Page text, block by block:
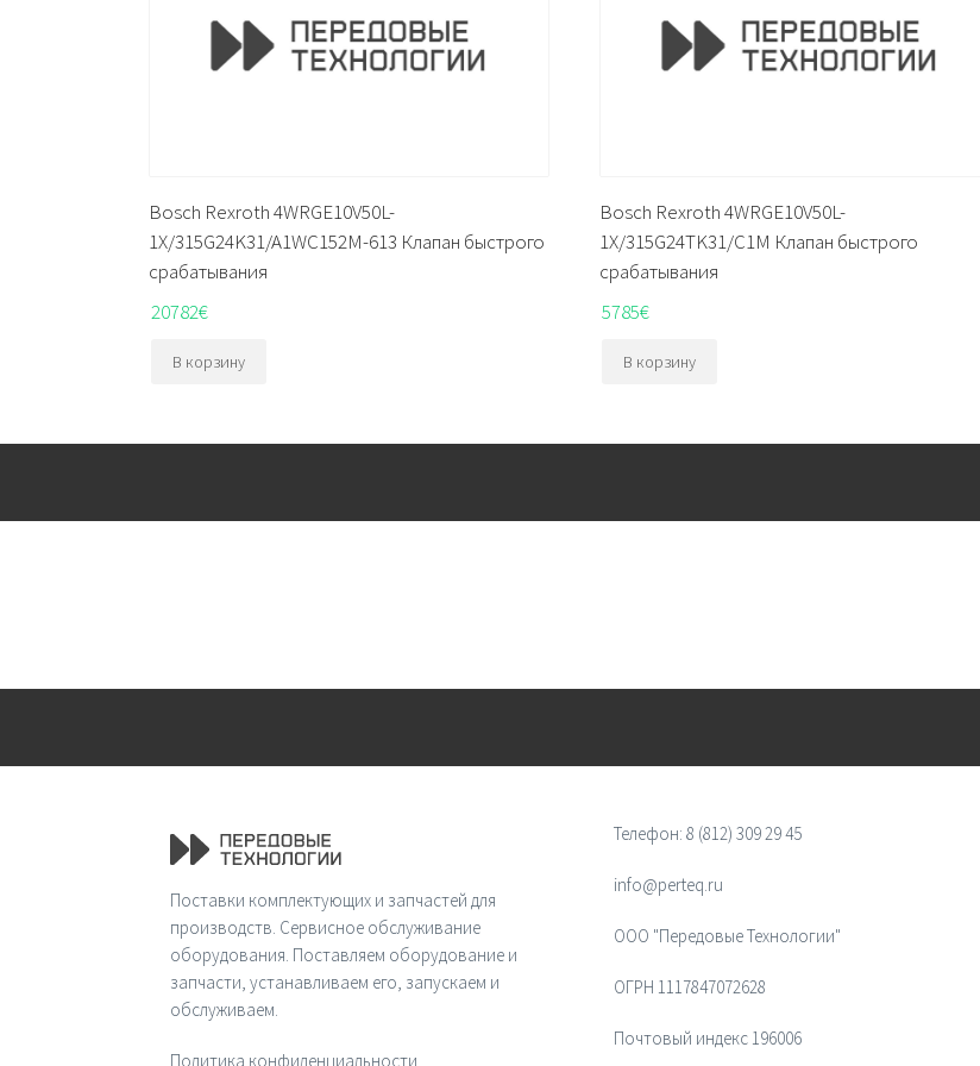
Bosch Rexroth 4WRGE10V50L-
1X/315G24K31/A1WC152M-613 Клапан быстрого
срабатывания
20782€
В корзину
Bosch Rexroth 4WRGE10V50L-
1X/315G24TK31/C1M Клапан быстрого
срабатывания
5785€
В корзину
Поставки комплектующих и запчастей для
производств. Сервисное обслуживание
оборудования. Поставляем оборудование и
запчасти, устанавливаем его, запускаем и
обслуживаем.
Политика конфиденциальности
Телефон: 8 (812) 309 29 45
info@perteq.ru
ООО "Передовые Технологии"
ОГРН 1117847072628
Почтовый индекс 196006